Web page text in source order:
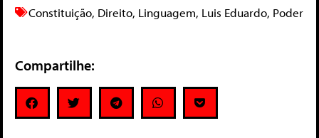
Constituição, Direito, Linguagem, Luis Eduardo, Poder
Compartilhe: